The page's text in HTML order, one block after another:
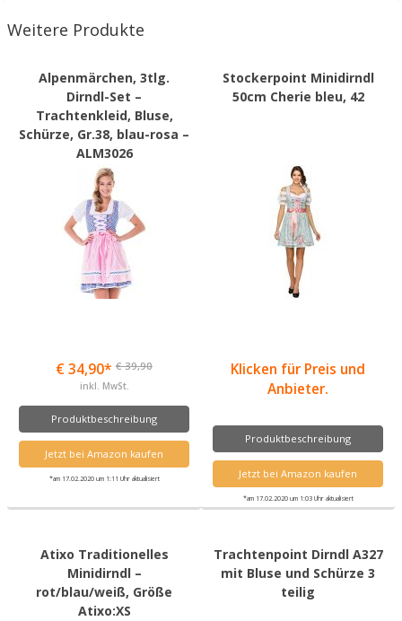
Weitere Produkte
Alpenmärchen, 3tlg.
Dirndl-Set –
Trachtenkleid, Bluse,
Schürze, Gr.38, blau-rosa –
ALM3026
€ 34,90* € 39,90
inkl. MwSt.
Produktbeschreibung
Jetzt bei Amazon kaufen
*am 17.02.2020 um 1:11 Uhr aktualisiert
Stockerpoint Minidirndl
50cm Cherie bleu, 42
Klicken für Preis und
Anbieter.
Produktbeschreibung
Jetzt bei Amazon kaufen
*am 17.02.2020 um 1:03 Uhr aktualisiert
Atixo Traditionelles
Minidirndl –
rot/blau/weiß, Größe
Atixo:XS
Trachtenpoint Dirndl A327
mit Bluse und Schürze 3
teilig